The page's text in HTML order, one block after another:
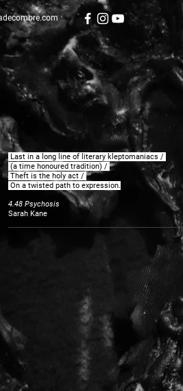
Last in a long line of literary kleptomaniacs /
(a time honoured tradition) /
Theft is the holy act /
On a twisted path to expression.
4.48 Psychosis
Sarah Kane